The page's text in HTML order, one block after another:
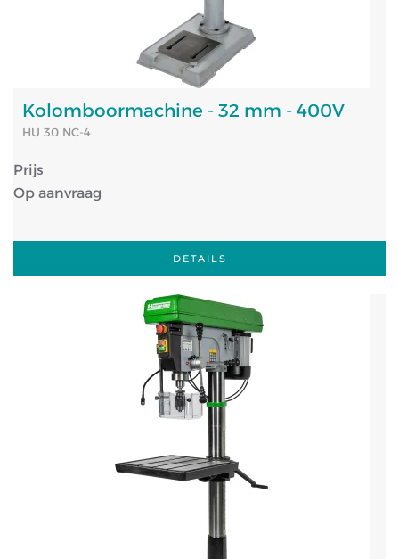
Kolomboormachine - 32 mm - 400V
HU 30 NC-4
Prijs
Op aanvraag
DETAILS